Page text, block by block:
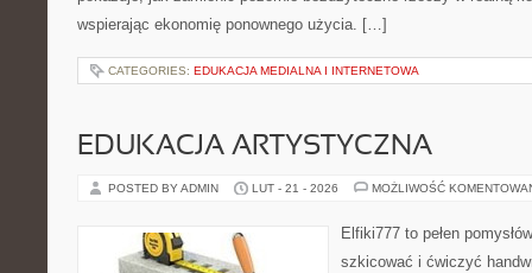
wspierając ekonomię ponownego użycia. […]
CATEGORIES: EDUKACJA MEDIALNA I INTERNETOWA
EDUKACJA ARTYSTYCZNA
POSTED BY ADMIN LUT - 21 - 2026 MOŻLIWOŚĆ
Elfiki777 to pełen
szkicować i ćwiczyć